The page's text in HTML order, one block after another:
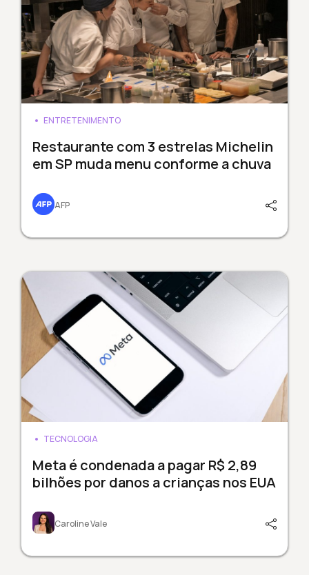
ENTRETENIMENTO
Restaurante com 3 estrelas Michelin
em SP muda menu conforme a chuva
AFP
TECNOLOGIA
Meta é condenada a pagar R$ 2,89
bilhões por danos a crianças nos EUA
Caroline Vale